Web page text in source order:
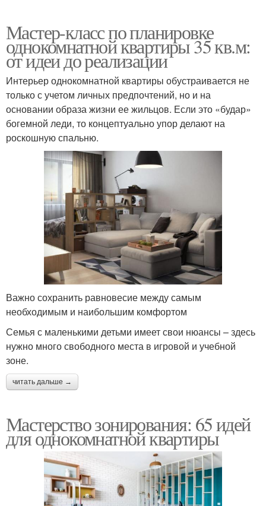
Мастер-класс по планировке
однокомнатной квартиры 35 кв.м:
от идеи до реализации
Интерьер однокомнатной квартиры обустраивается не
только с учетом личных предпочтений, но и на
основании образа жизни ее жильцов. Если это «будар»
богемной леди, то концептуально упор делают на
роскошную спальню.
Важно сохранить равновесие между самым
необходимым и наибольшим комфортом
Семья с маленькими детьми имеет свои нюансы – здесь
нужно много свободного места в игровой и учебной
зоне.
читать дальше →
Мастерство зонирования: 65 идей
для однокомнатной квартиры